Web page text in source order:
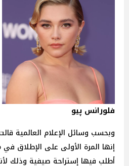
فلورانس پيو
وبحسب وسائل الإعلام العالمية
إنها المرة الأولى على الإطلاق
أطلب فيها إستراحة صيفية وذلك